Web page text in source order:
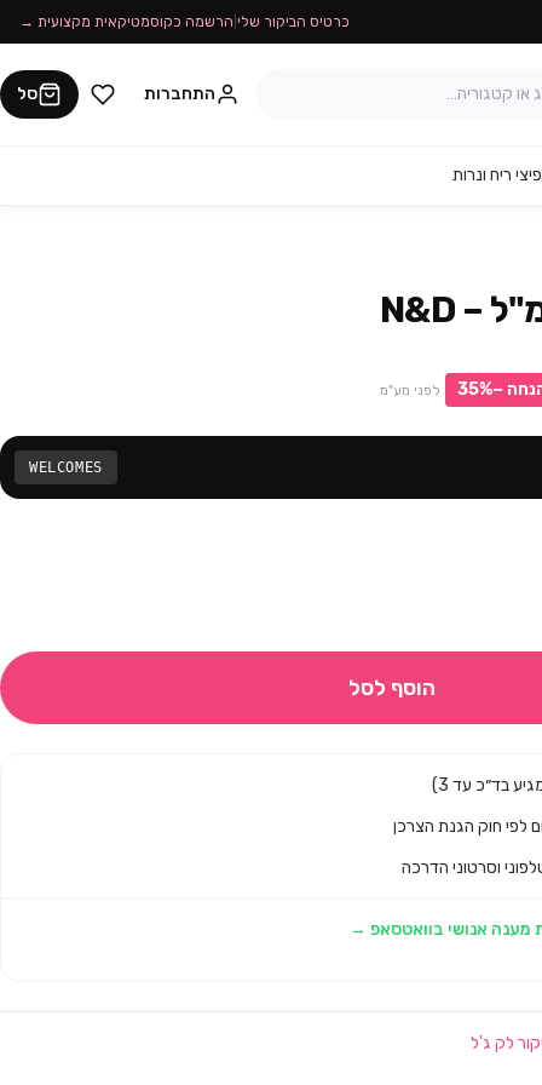
כרטיס הביקור שלי הרשמה כקוסמטיקאית מקצועית →
התחברות סל
ריח ונרות
−
35% לפני מע"מ
WELCOMES
הוסף לסל
וסרטוני הדרכה
אנושי בוואטסאפ →
לק ג'ל